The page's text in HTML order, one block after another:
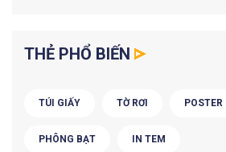
THẺ PHỔ BIẾN
TÚI GIẤY TỜ RƠI POSTER
PHÔNG BẠT IN TEM
IN TAG (MÁC TREO QUẦN ÁO)